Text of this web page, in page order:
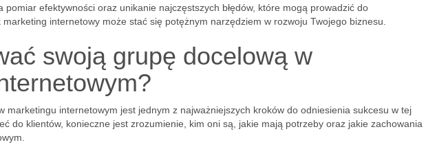
pomiar efektywności oraz unikanie najczęstszych błędów, które mogą prowadzić do
internetowy może stać się potężnym narzędziem w rozwoju Twojego biznesu.
swoją grupę docelową w
marketingu internetowym jest jednym z najważniejszych kroków do odniesienia sukcesu w tej
do klientów, konieczne jest zrozumienie, kim oni są, jakie mają potrzeby oraz jakie zachowania